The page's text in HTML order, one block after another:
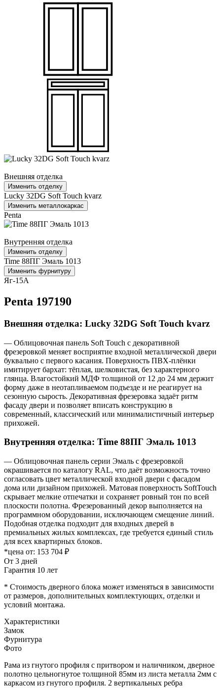
Внешняя отделка
Изменить отделку
Lucky 32DG Soft Touch kvarz
Изменить металлокаркас
Penta
Внутренняя отделка
Изменить отделку
Time 88ПГ Эмаль 1013
Изменить фурнитуру
Яг-15А
Penta 197190
Внешняя отделка: Lucky 32DG Soft Touch kvarz
— Облицовочная панель Soft Touch с декоративной
фрезеровкой меняет восприятие входной металлической двери
буквально с первого касания. Поверхность ПВХ-плёнки
имитирует бархат: тёплая, шелковистая, без характерного
глянца. Влагостойкий МДФ толщиной от 12 до 24 мм держит
форму даже в неотапливаемом подъезде и не реагирует на
сезонную сырость. Декоративная фрезеровка задаёт ритм
фасаду двери и позволяет вписать конструкцию в
современный, классический или минималистичный интерьер
прихожей.
Внутренняя отделка: Time 88ПГ Эмаль 1013
— Облицовочная панель серии Эмаль с фрезеровкой
окрашивается по каталогу RAL, что даёт возможность точно
согласовать цвет металлической входной двери с фасадом
дома или дизайном прихожей. Матовая поверхность SoftTouch
скрывает мелкие отпечатки и сохраняет ровный тон по всей
плоскости полотна. Фрезерованный декор выполняется на
программном оборудовании, исключающем смещение линий.
Подобная отделка подходит для входных дверей в
премиальных жилых комплексах, где требуется единый стиль
для всех квартирных блоков.
*цена от: 153 704 ₽
От 3 дней
Гарантия 10 лет
* Стоимость дверного блока может изменяться в зависимости
от размеров, дополнительных комплектующих, отделки и
условий монтажа.
Характеристики
Замок
Фурнитура
Фото
Рама из гнутого профиля с притвором и наличником, дверное
полотно цельногнутое толщиной 85мм из листа металла 2мм c
каркасом из гнутого профиля. 2 вертикальных ребра